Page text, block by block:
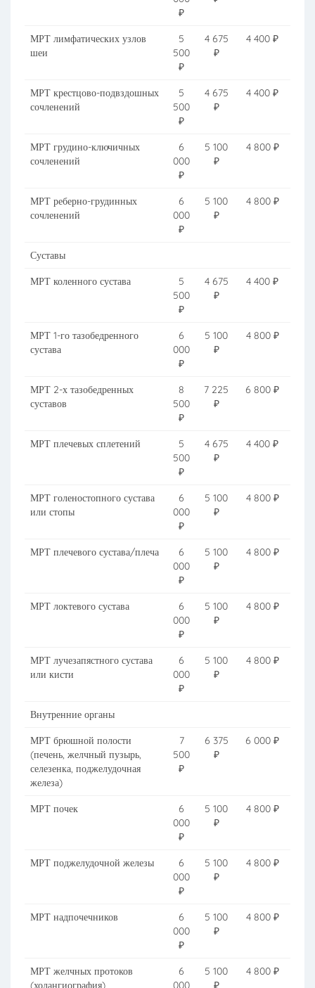
₽
МРТ лимфатических узлов
шеи
5
500
₽
4 675
₽
4 400 ₽
МРТ крестцово-подвздошных
сочленений
5
500
₽
4 675
₽
4 400 ₽
МРТ грудино-ключичных
сочленений
6
000
₽
5 100
₽
4 800 ₽
МРТ реберно-грудинных
сочленений
6
000
₽
5 100
₽
4 800 ₽
Суставы
МРТ коленного сустава
5
500
₽
4 675
₽
4 400 ₽
МРТ 1-го тазобедренного
сустава
6
000
₽
5 100
₽
4 800 ₽
МРТ 2-х тазобедренных
суставов
8
500
₽
7 225
₽
6 800 ₽
МРТ плечевых сплетений
5
500
₽
4 675
₽
4 400 ₽
МРТ голеностопного сустава
или стопы
6
000
₽
5 100
₽
4 800 ₽
МРТ плечевого сустава/плеча
6
000
₽
5 100
₽
4 800 ₽
МРТ локтевого сустава
6
000
₽
5 100
₽
4 800 ₽
МРТ лучезапястного сустава
или кисти
6
000
₽
5 100
₽
4 800 ₽
Внутренние органы
МРТ брюшной полости
(печень, желчный пузырь,
селезенка, поджелудочная
железа)
7
500
₽
6 375
₽
6 000 ₽
МРТ почек
6
000
₽
5 100
₽
4 800 ₽
МРТ поджелудочной железы
6
000
₽
5 100
₽
4 800 ₽
МРТ надпочечников
6
000
₽
5 100
₽
4 800 ₽
МРТ желчных протоков
(холангиография)
6
000
5 100
₽
4 800 ₽